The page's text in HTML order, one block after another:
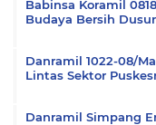
Babinsa Koramil
Budaya Bersih
Danramil 1022-08/
Lintas Sektor
Danramil Simpang